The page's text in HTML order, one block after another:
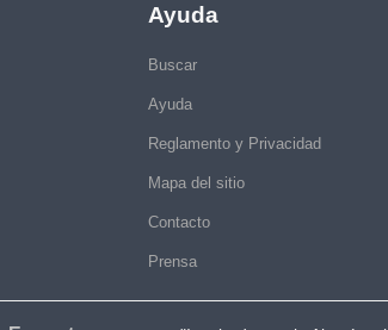
Ayuda
Buscar
Ayuda
Reglamento y Privacidad
Mapa del sitio
Contacto
Prensa